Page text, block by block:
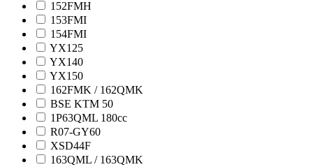
152FMH
153FMI
154FMI
YX125
YX140
YX150
162FMK / 162QMK
BSE KTM 50
1P63QML 180cc
R07-GY60
XSD44F
163QML / 163QMK